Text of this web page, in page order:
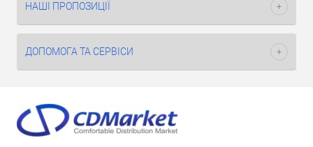
НАШІ ПРОПОЗИЦІЇ
ДОПОМОГА ТА СЕРВІСИ